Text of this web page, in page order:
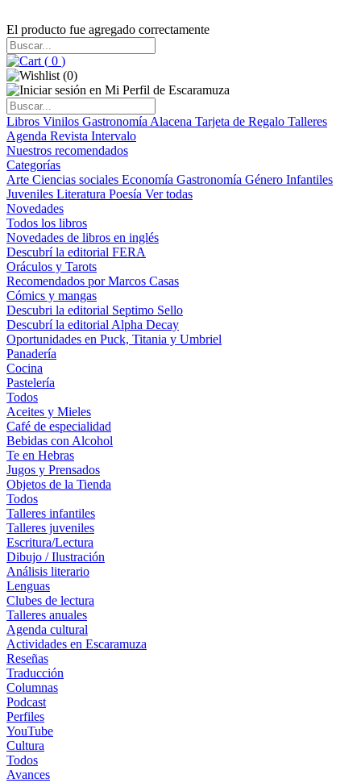
El producto fue agregado correctamente
( 0 )
(0)
Libros Vinilos Gastronomía Alacena Tarjeta de Regalo Talleres
Agenda Revista Intervalo
Nuestros recomendados
Categorías
Arte Ciencias sociales Economía Gastronomía Género Infantiles
Juveniles Literatura Poesía Ver todas
Novedades
Todos los libros
Novedades de libros en inglés
Descubrí la editorial FERA
Oráculos y Tarots
Recomendados por Marcos Casas
Cómics y mangas
Descubri la editorial Septimo Sello
Descubrí la editorial Alpha Decay
Oportunidades en Puck, Titania y Umbriel
Panadería
Cocina
Pastelería
Todos
Aceites y Mieles
Café de especialidad
Bebidas con Alcohol
Te en Hebras
Jugos y Prensados
Objetos de la Tienda
Todos
Talleres infantiles
Talleres juveniles
Escritura/Lectura
Dibujo / Ilustración
Análisis literario
Lenguas
Clubes de lectura
Talleres anuales
Agenda cultural
Actividades en Escaramuza
Reseñas
Traducción
Columnas
Podcast
Perfiles
YouTube
Cultura
Todos
Avances